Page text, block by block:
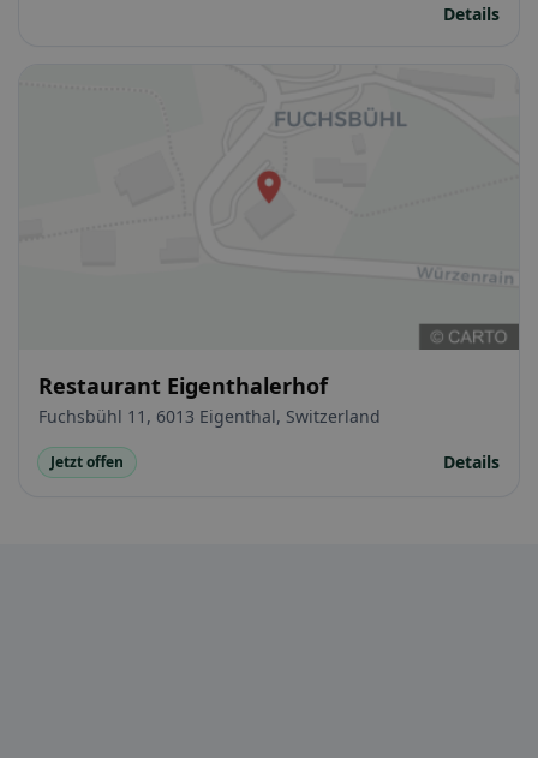
Details
Restaurant Eigenthalerhof
Fuchsbühl 11, 6013 Eigenthal, Switzerland
Jetzt offen Details